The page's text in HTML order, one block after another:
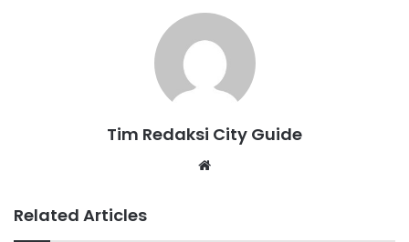
Tim Redaksi City Guide
Related Articles